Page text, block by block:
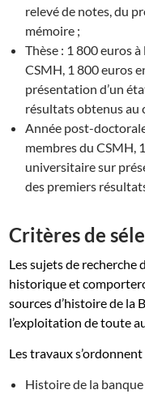
relevé de notes, du
mémoire ;
Thèse : 1 800 euros
CSMH, 1 800 euros
présentation d’un
résultats obtenus au
Année post-
membres du CSMH,
universitaire sur
des premiers
Critères de
Les sujets de
historique et
sources d’histoire de la
l’exploitation de toute
Les travaux
Histoire de la